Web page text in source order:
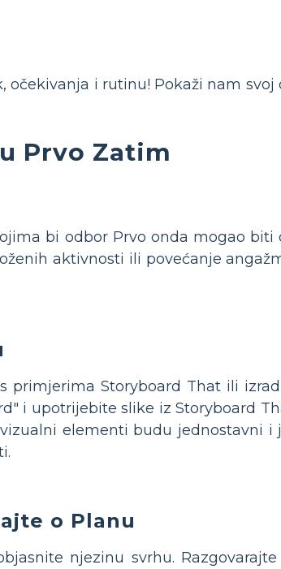
očekivanja i rutinu! Pokaži nam
Prvo Zatim
bi odbor Prvo onda mogao biti
aktivnosti ili povećanje
Storyboard That ili
i upotrijebite slike iz Storyboard
elementi budu jednostavni i
o Planu
njezinu svrhu.